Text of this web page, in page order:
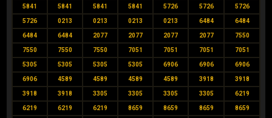
5841 5841 5841 5841 5726 5726 5726
5726 0213 0213 0213 0213 6484 6484
6484 6484 2077 2077 2077 2077 7550
7550 7550 7550 7051 7051 7051 7051
5305 5305 5305 5305 6906 6906 6906
6906 4589 4589 4589 4589 3918 3918
3918 3918 3305 3305 3305 3305 6219
6219 6219 6219 8659 8659 8659 8659